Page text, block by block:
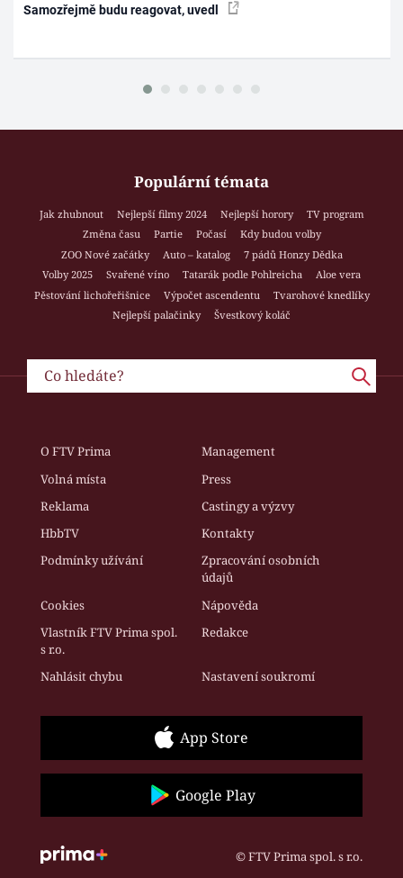
Samozřejmě budu reagovat, uvedl
Populární témata
Jak zhubnout Nejlepší filmy 2024 Nejlepší horory
TV program
Změna času
Partie Počasí
Kdy budou volby
ZOO Nové začátky
Auto – katalog
7 pádů Honzy Dědka
Volby 2025
Svařené víno Tatarák podle Pohlreicha
Aloe vera
Pěstování lichořeřišnice
Výpočet ascendentu
Tvarohové knedlíky
Nejlepší palačinky
Švestkový koláč
O FTV Prima
Management
Volná místa
Press
Reklama
Castingy a výzvy
HbbTV
Kontakty
Podmínky užívání
Zpracování osobních
údajů
Cookies
Nápověda
Vlastník FTV Prima spol.
s r.o.
Redakce
Nahlásit chybu Nastavení soukromí
App Store
Google Play
© FTV Prima spol. s r.o.